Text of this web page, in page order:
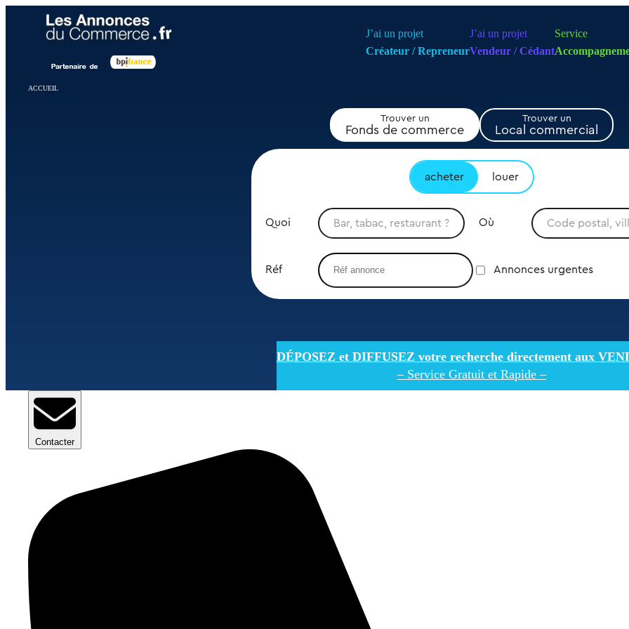
J’ai un projet
Créateur / Repreneur
J’ai un projet
Vendeur / Cédant
Service
ACCUEIL
Trouver un
Fonds de commerce
Trouver un
Local commercial
acheter louer
Quoi Où
Réf Annonces urgentes
DÉPOSEZ et DIFFUSEZ votre recherche directement aux
– Service Gratuit et Rapide –
Contacter
Panneau de gestion des cookies